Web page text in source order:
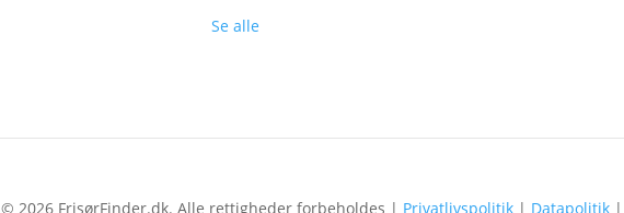
Se alle
© 2026 FrisørFinder.dk. Alle rettigheder forbeholdes | Privatlivspolitik | Datapolitik |